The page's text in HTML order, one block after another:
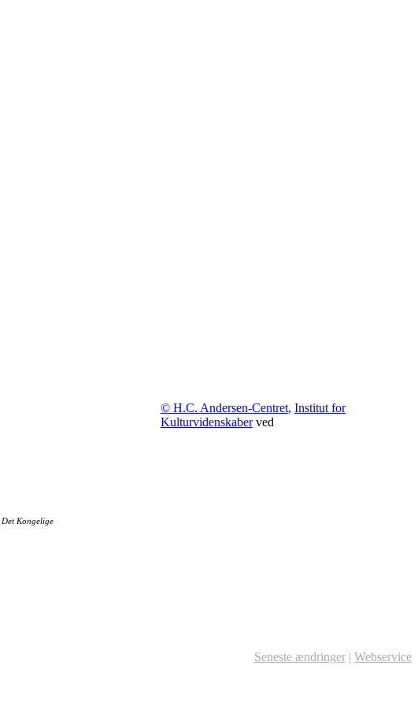
Det Kongelige
© H.C. Andersen-Centret, Institut for
Kulturvidenskaberved
Seneste ændringer | Webservice